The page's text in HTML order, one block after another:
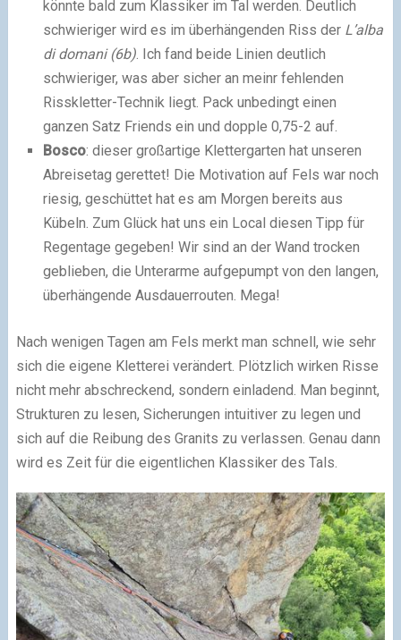
könnte bald zum Klassiker im Tal werden. Deutlich
schwieriger wird es im überhängenden Riss der L’alba
di domani (6b). Ich fand beide Linien deutlich
schwieriger, was aber sicher an meinr fehlenden
Risskletter-Technik liegt. Pack unbedingt einen
ganzen Satz Friends ein und dopple 0,75-2 auf.
Bosco: dieser großartige Klettergarten hat unseren
Abreisetag gerettet! Die Motivation auf Fels war noch
riesig, geschüttet hat es am Morgen bereits aus
Kübeln. Zum Glück hat uns ein Local diesen Tipp für
Regentage gegeben! Wir sind an der Wand trocken
geblieben, die Unterarme aufgepumpt von den langen,
überhängende Ausdauerrouten. Mega!
Nach wenigen Tagen am Fels merkt man schnell, wie sehr
sich die eigene Kletterei verändert. Plötzlich wirken Risse
nicht mehr abschreckend, sondern einladend. Man beginnt,
Strukturen zu lesen, Sicherungen intuitiver zu legen und
sich auf die Reibung des Granits zu verlassen. Genau dann
wird es Zeit für die eigentlichen Klassiker des Tals.